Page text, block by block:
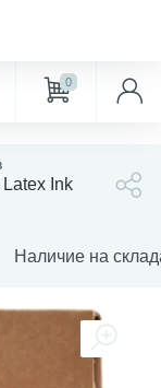
0
Ink
Наличие на